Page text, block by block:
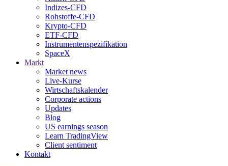
Indizes-CFD
Rohstoffe-CFD
Krypto-CFD
ETF-CFD
Instrumentenspezifikation
SpaceX
Markt
Market news
Live-Kurse
Wirtschaftskalender
Corporate actions
Updates
Blog
US earnings season
Learn TradingView
Client sentiment
Kontakt